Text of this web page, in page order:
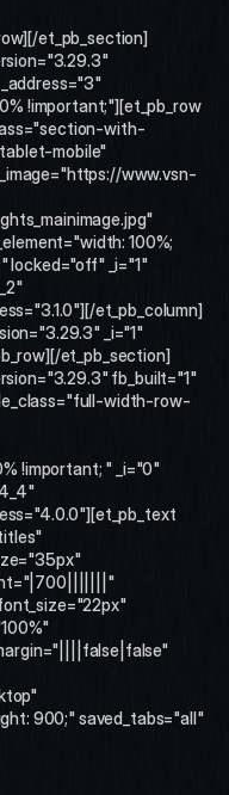
!important;"][et_pb_row
with-
mobile"
www.vsn-
100%;
locked="off" _i="1"
et_pb_column]
_i="1"
et_pb_section]
fb_built="1"
width-row-
!important; " _i="0"
900;" saved_tabs="all"